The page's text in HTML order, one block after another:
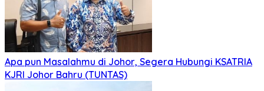
Apa pun Masalahmu di Johor, Segera Hubungi KSATRIA
KJRI Johor Bahru (TUNTAS)